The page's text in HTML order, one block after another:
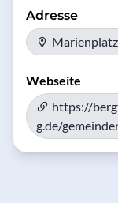
Adresse
Webseite
https://
g.de/